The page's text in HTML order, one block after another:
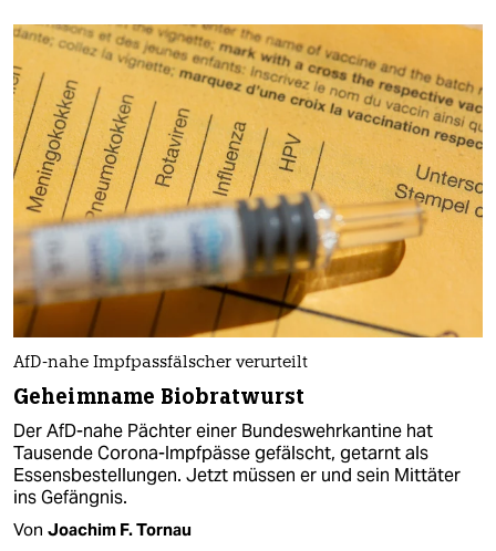
AfD-nahe Impfpassfälscher verurteilt
Geheimname Biobratwurst
Der AfD-nahe Pächter einer Bundeswehrkantine hat
Tausende Corona-Impfpässe gefälscht, getarnt als
Essensbestellungen. Jetzt müssen er und sein Mittäter
ins Gefängnis.
Von Joachim F. Tornau